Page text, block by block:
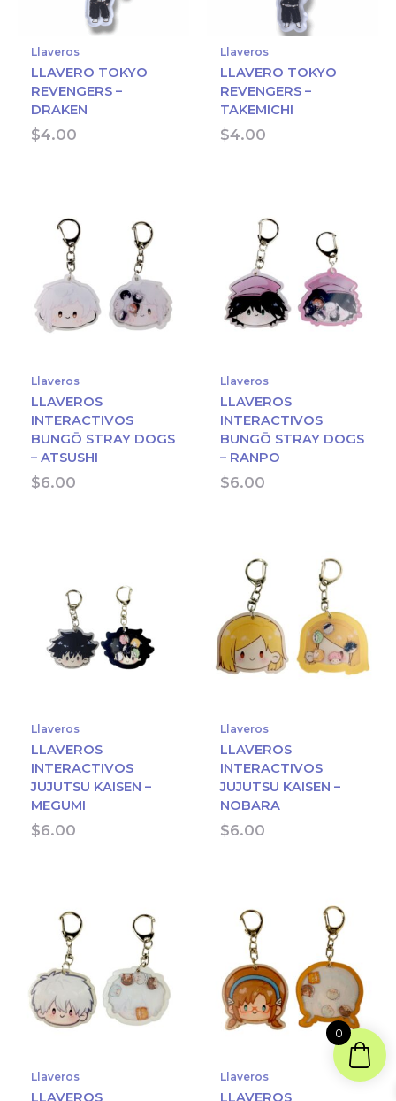
Llaveros
LLAVERO TOKYO
REVENGERS –
DRAKEN
$4.00
Llaveros
LLAVERO TOKYO
REVENGERS –
TAKEMICHI
$4.00
Llaveros
LLAVEROS
INTERACTIVOS
BUNGŌ STRAY DOGS
– ATSUSHI
$6.00
Llaveros
LLAVEROS
INTERACTIVOS
BUNGŌ STRAY DOGS
– RANPO
$6.00
Llaveros
LLAVEROS
INTERACTIVOS
JUJUTSU KAISEN –
MEGUMI
$6.00
Llaveros
LLAVEROS
INTERACTIVOS
JUJUTSU KAISEN –
NOBARA
$6.00
Llaveros
LLAVEROS
Llaveros
LLAVEROS
0